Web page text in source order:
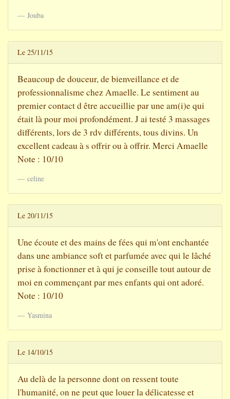
Jouba
Le 25/11/15
Beaucoup de douceur, de bienveillance et de
professionnalisme chez Amaelle. Le sentiment au
premier contact d être accueillie par une am(i)e qui
était là pour moi profondément. J ai testé 3 massages
différents, lors de 3 rdv différents, tous divins. Un
excellent cadeau à s offrir ou à offrir. Merci Amaelle
Note : 10/10
celine
Le 20/11/15
Une écoute et des mains de fées qui m'ont enchantée
dans une ambiance soft et parfumée avec qui le lâché
prise à fonctionner et à qui je conseille tout autour de
moi en commençant par mes enfants qui ont adoré.
Note : 10/10
Yasmina
Le 14/10/15
Au delà de la personne dont on ressent toute
l'humanité, on ne peut que louer la délicatesse et